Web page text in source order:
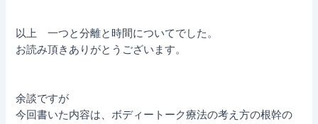
以上 一つと分離と時間についてでした。
お読み頂きありがとうございます。
余談ですが
今回書いた内容は、ボディートーク療法の考え方の根幹の